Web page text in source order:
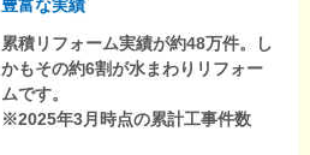
豊富な実績
累積リフォーム実績が約48万件。し
かもその約6割が水まわりリフォー
ムです。
※2025年3月時点の累計工事件数